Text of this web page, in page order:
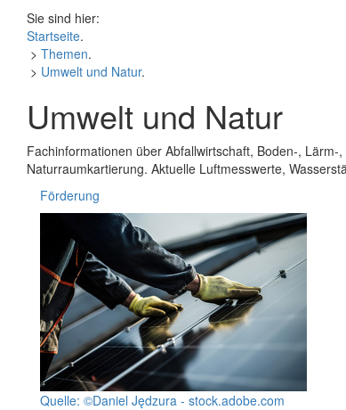
Sie sind hier:
Startseite.
> Themen.
> Umwelt und Natur.
Umwelt und Natur
Fachinformationen über Abfallwirtschaft, Boden-,
Naturraumkartierung. Aktuelle Luftmesswerte,
Förderung
Quelle: ©Daniel Jędzura - stock.adobe.com